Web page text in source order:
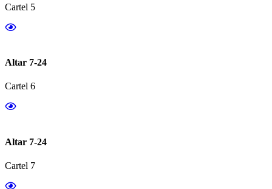
Cartel 5
Altar 7-24
Cartel 6
Altar 7-24
Cartel 7